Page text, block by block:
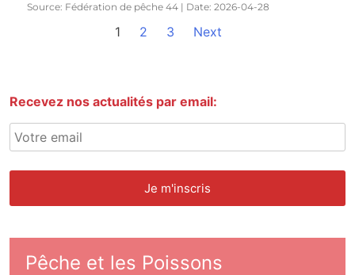
Source: Fédération de pêche 44 Date: 2026-04-28
1 2 3 Next
Recevez nos actualités par email:
Pêche et les Poissons